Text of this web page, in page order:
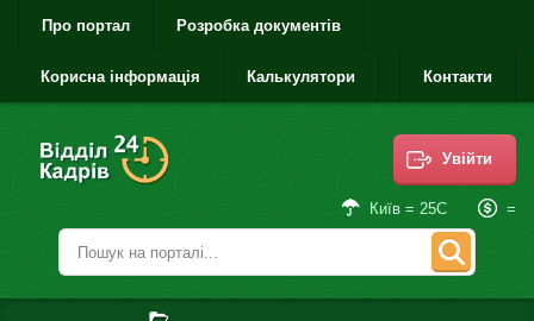
Про портал Розробка документів
Корисна інформація Калькулятори Контакти
Увійти
Київ = 25С =